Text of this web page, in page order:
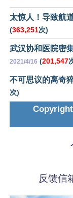
太惊人！导致航
(363,251次)
武汉协和医院密
2021/4/16 (201,547
不可思议的离奇
次)
反馈信